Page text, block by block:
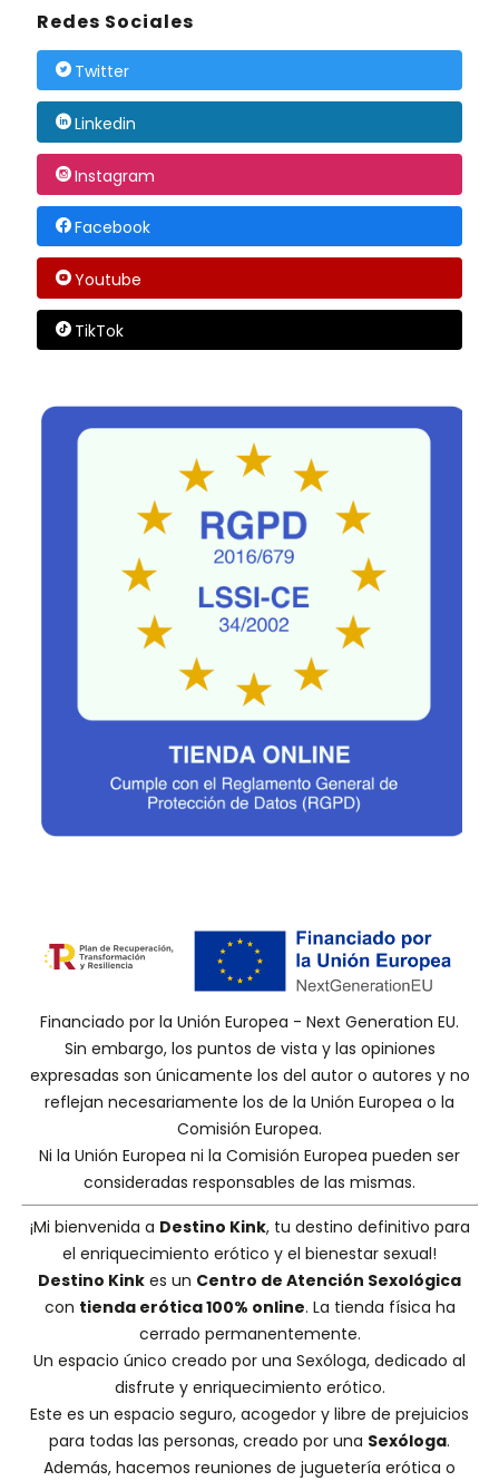
Redes Sociales
Twitter
Linkedin
Instagram
Facebook
Youtube
TikTok
Financiado por la Unión Europea - Next Generation EU.
Sin embargo, los puntos de vista y las opiniones
expresadas son únicamente los del autor o autores y no
reflejan necesariamente los de la Unión Europea o la
Comisión Europea.
Ni la Unión Europea ni la Comisión Europea pueden ser
consideradas responsables de las mismas.
¡Mi bienvenida a Destino Kink, tu destino definitivo para
el enriquecimiento erótico y el bienestar sexual!
Destino Kink es un Centro de Atención Sexológica
con tienda erótica 100% online. La tienda física ha
cerrado permanentemente.
Un espacio único creado por una Sexóloga, dedicado al
disfrute y enriquecimiento erótico.
Este es un espacio seguro, acogedor y libre de prejuicios
para todas las personas, creado por una Sexóloga.
Además, hacemos reuniones de juguetería erótica o